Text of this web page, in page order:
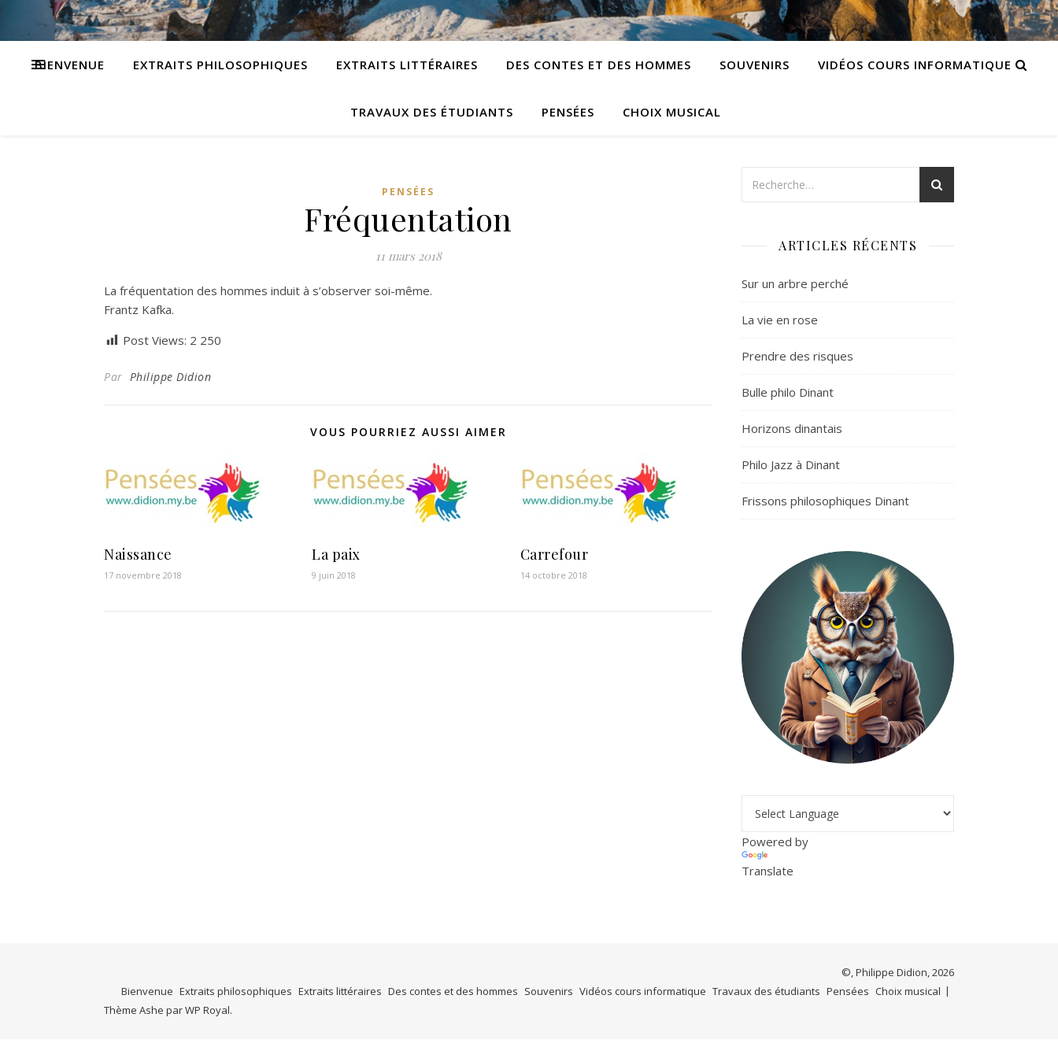
BIENVENUE EXTRAITS PHILOSOPHIQUES EXTRAITS LITTÉRAIRES DES CONTES ET DES HOMMES SOUVENIRS VIDÉOS COURS INFORMATIQUE
TRAVAUX DES ÉTUDIANTS PENSÉES CHOIX MUSICAL
PENSÉES
Fréquentation
11 mars 2018
La fréquentation des hommes induit à s’observer soi-même.
Frantz Kafka.
Post Views: 2 250
Par Philippe Didion
VOUS POURRIEZ AUSSI AIMER
Naissance
17 novembre 2018
La paix
9 juin 2018
Carrefour
14 octobre 2018
ARTICLES RÉCENTS
Sur un arbre perché
La vie en rose
Prendre des risques
Bulle philo Dinant
Horizons dinantais
Philo Jazz à Dinant
Frissons philosophiques Dinant
Powered by
Translate
©, Philippe Didion, 2026
Bienvenue Extraits philosophiques Extraits littéraires Des contes et des hommes Souvenirs Vidéos cours informatique Travaux des étudiants Pensées Choix musical
Thème Ashe parWP Royal.